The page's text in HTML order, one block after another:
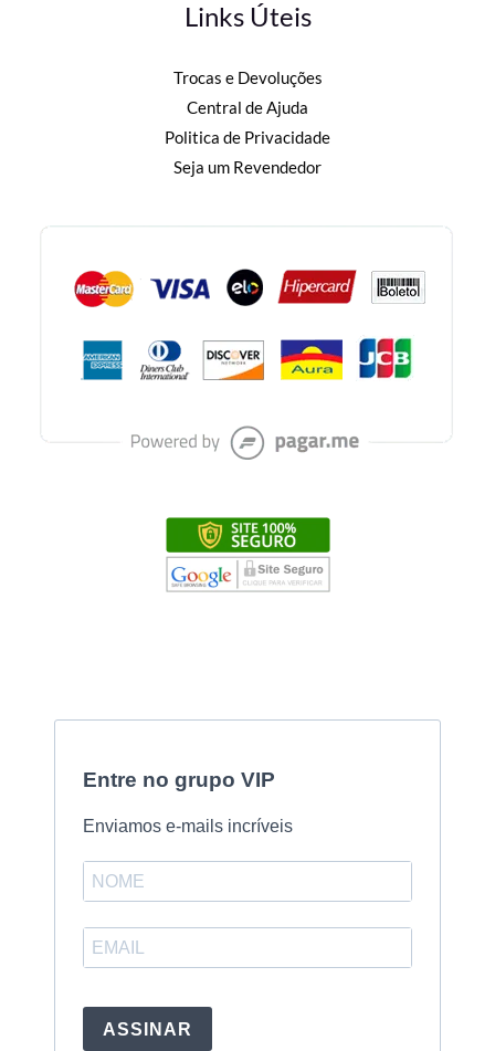
Links Úteis
Trocas e Devoluções
Central de Ajuda
Politica de Privacidade
Seja um Revendedor
Entre no grupo VIP
Enviamos e-mails incríveis
ASSINAR